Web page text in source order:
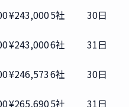
¥243,0005社
30日
¥243,0006社
31日
¥246,5736社
30日
¥265,6905社 31日